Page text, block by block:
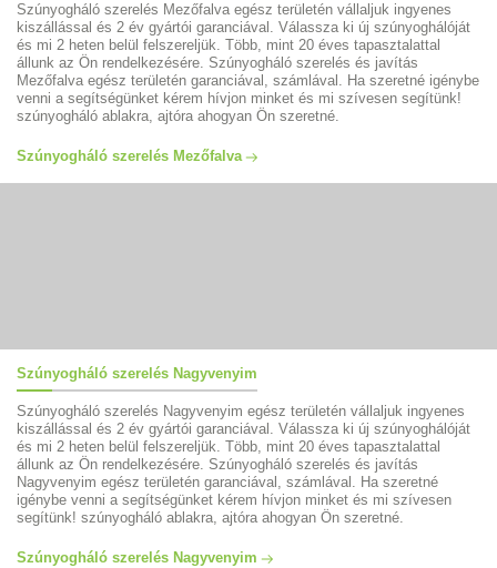
Szúnyogháló szerelés Mezőfalva egész területén vállaljuk ingyenes
kiszállással és 2 év gyártói garanciával. Válassza ki új szúnyoghálóját
és mi 2 heten belül felszereljük. Több, mint 20 éves tapasztalattal
állunk az Ön rendelkezésére. Szúnyogháló szerelés és javítás
Mezőfalva egész területén garanciával, számlával. Ha szeretné igénybe
venni a segítségünket kérem hívjon minket és mi szívesen segítünk!
szúnyogháló ablakra, ajtóra ahogyan Ön szeretné.
Szúnyogháló szerelés Mezőfalva
Szúnyogháló szerelés Nagyvenyim
Szúnyogháló szerelés Nagyvenyim egész területén vállaljuk ingyenes
kiszállással és 2 év gyártói garanciával. Válassza ki új szúnyoghálóját
és mi 2 heten belül felszereljük. Több, mint 20 éves tapasztalattal
állunk az Ön rendelkezésére. Szúnyogháló szerelés és javítás
Nagyvenyim egész területén garanciával, számlával. Ha szeretné
igénybe venni a segítségünket kérem hívjon minket és mi szívesen
segítünk! szúnyogháló ablakra, ajtóra ahogyan Ön szeretné.
Szúnyogháló szerelés Nagyvenyim